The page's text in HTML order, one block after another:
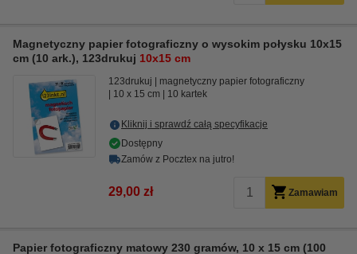
Magnetyczny papier fotograficzny o wysokim połysku 10x15
cm (10 ark.), 123drukuj 10x15 cm
123drukuj
magnetyczny papier fotograficzny
10 x 15 cm
10 kartek
Kliknij i sprawdź całą specyfikacje
Dostępny
Zamów z Pocztex na jutro!
29,00 zł Zamawiam
Papier fotograficzny matowy 230 gramów, 10 x 15 cm (100